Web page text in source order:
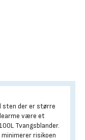
sten der er større
være et
Tvangsblander.
risikoen